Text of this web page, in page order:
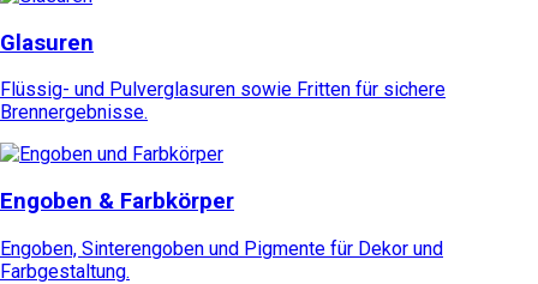
Glasuren
Flüssig- und Pulverglasuren sowie Fritten für sichere
Brennergebnisse.
Engoben & Farbkörper
Engoben, Sinterengoben und Pigmente für Dekor und
Farbgestaltung.